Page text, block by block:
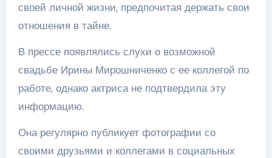
своей личной жизни, предпочитая держать свои
отношения в тайне.
В прессе появлялись слухи о возможной
свадьбе Ирины Мирошниченко с ее коллегой по
работе, однако актриса не подтвердила эту
информацию.
Она регулярно публикует фотографии со
своими друзьями и коллегами в социальных